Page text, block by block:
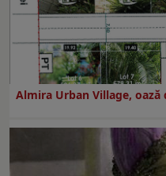
Almira Urban Village,